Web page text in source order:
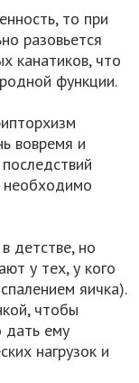
то при
разовьется
канатиков, что
функции.
вовремя и
необходимо
детстве, но
у тех, у кого
яичка).
чтобы
дать ему
нагрузок и